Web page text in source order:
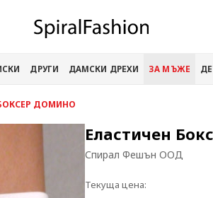
ДРУГИ ДАМСКИ ДРЕХИ ЗА МЪЖЕ
ДОМИНО
Еластичен
Спирал Фешън ООД
Текуща цена: